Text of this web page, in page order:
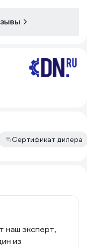
Сертификат дилера
наш эксперт,
из